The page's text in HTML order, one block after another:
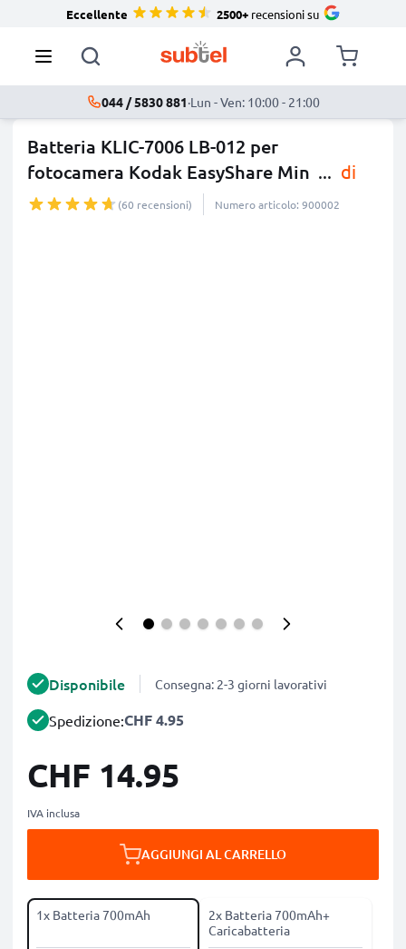
Eccellente 2500+recensioni su
044 / 5830 881·Lun - Ven: 10:00 - 21:00
Batteria KLIC-7006 LB-012 per
fotocamera Kodak EasyShare Min ... di
più
(60 recensioni) Numero articolo: 900002
Disponibile Consegna: 2-3 giorni lavorativi
Spedizione:CHF 4.95
CHF 14.95
IVA inclusa
AGGIUNGI AL CARRELLO
1x Batteria 700mAh
2x Batteria 700mAh+
Caricabatteria